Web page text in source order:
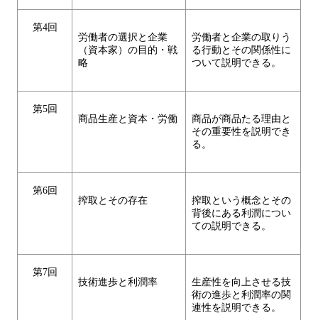
第4回
労働者の選択と企業
（資本家）の目的・戦
略
労働者と企業の取りう
る行動とその関係性に
ついて説明できる。
第5回
商品生産と資本・労働
商品が商品たる理由と
その重要性を説明でき
る。
第6回
搾取とその存在
搾取という概念とその
背後にある利潤につい
ての説明できる。
第7回
技術進歩と利潤率
生産性を向上させる技
術の進歩と利潤率の関
連性を説明できる。